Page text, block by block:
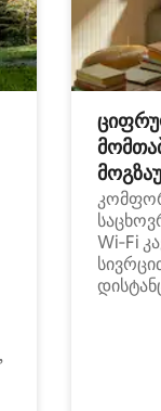
Wi‑Fi